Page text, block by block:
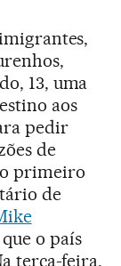
13, uma
aos
pedir
de
o primeiro
de
o país
terça-feira,